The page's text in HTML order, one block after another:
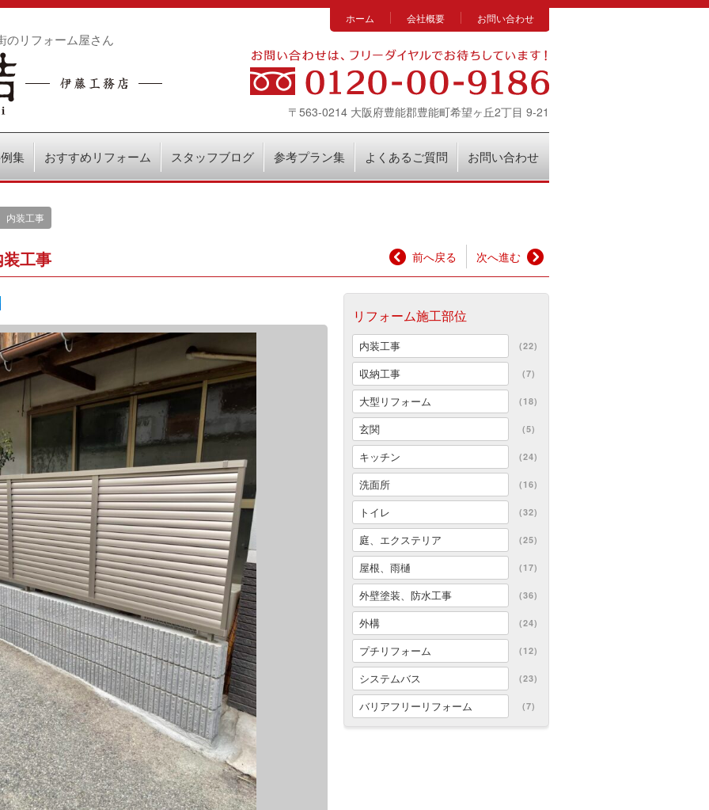
のリフォーム屋さん
ホーム 会社概要 お問い合わせ
〒563-0214 大阪府豊能郡豊能町希望ヶ丘2丁目 9-21
集 おすすめリフォーム スタッフブログ 参考プラン集 よくあるご質問 お問い合わせ
内装工事
前へ戻る 次へ進む
工事
リフォーム施工部位
内装工事 (22)
収納工事 (7)
大型リフォーム (18)
玄関 (5)
キッチン (24)
洗面所 (16)
トイレ (32)
庭、エクステリア (25)
屋根、雨樋 (17)
外壁塗装、防水工事 (36)
外構 (24)
プチリフォーム (12)
システムバス (23)
バリアフリーリフォーム (7)